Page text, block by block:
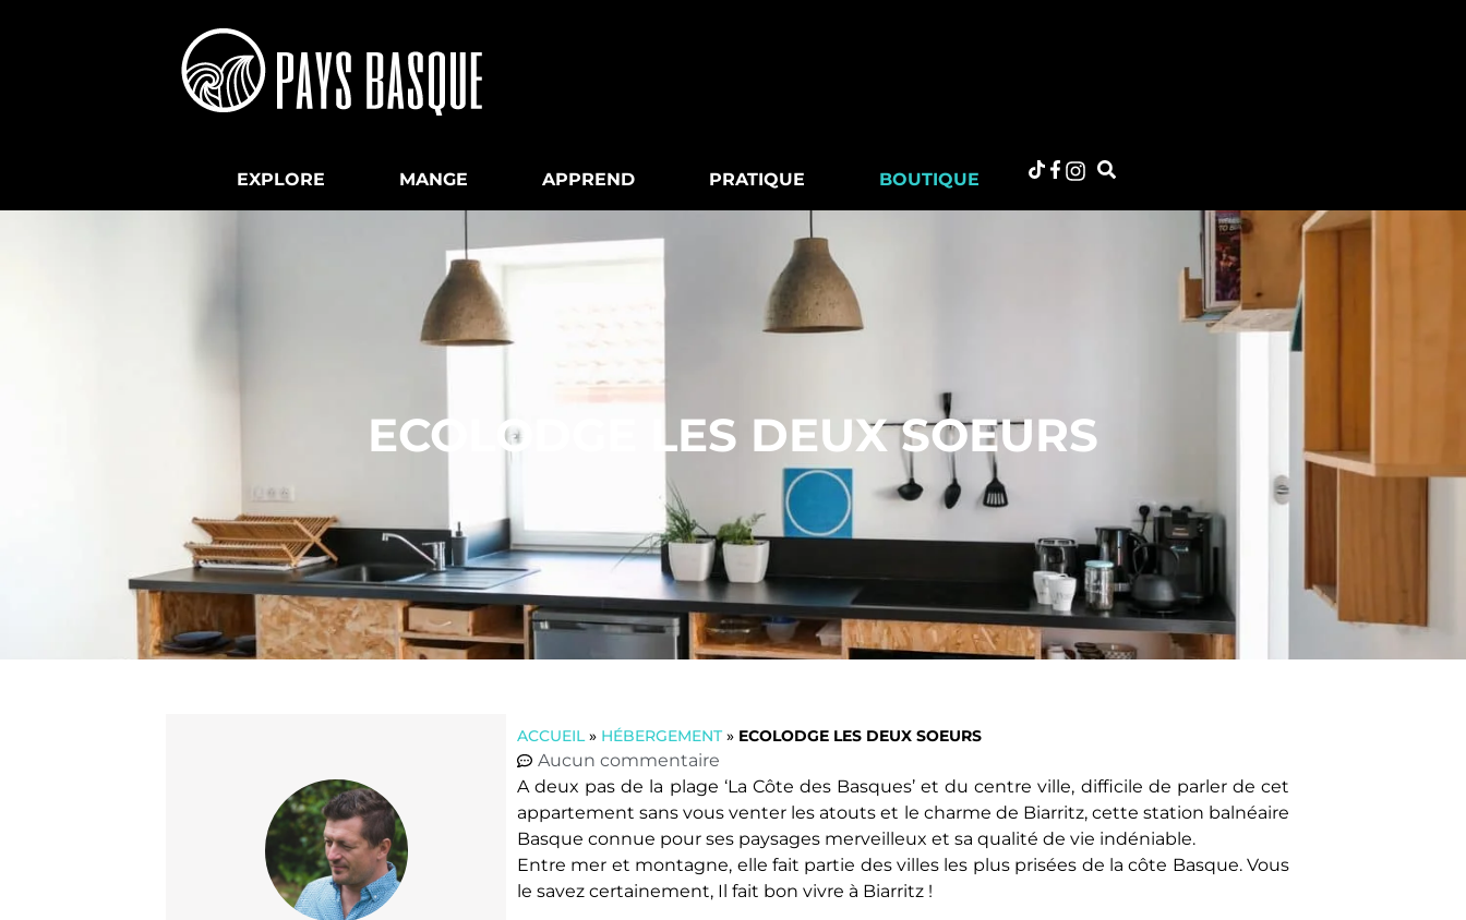
EXPLORE MANGE APPREND PRATIQUE BOUTIQUE
ECOLODGE LES DEUX SOEURS
ACCUEIL» HÉBERGEMENT» ECOLODGE LES DEUX SOEURS
Aucun commentaire
A deux pas de la plage ‘La Côte des Basques’ et du centre ville, difficile de parler de cet
appartement sans vous venter les atouts et le charme de Biarritz, cette station balnéaire
Basque connue pour ses paysages merveilleux et sa qualité de vie indéniable.
Entre mer et montagne, elle fait partie des villes les plus prisées de la côte Basque. Vous
le savez certainement, Il fait bon vivre à Biarritz !